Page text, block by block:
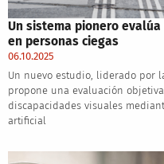
Un sistema pionero
en personas ciegas
06.10.2025
Un nuevo estudio, liderado por
propone una evaluación
discapacidades visuales
artificial